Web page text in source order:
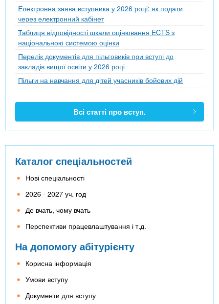
Електронна заява вступника у 2026 році: як подати
через електронний кабінет
Таблиця відповідності шкали оцінювання ECTS з
національною системою оцінки
Перелік документів для пільговиків при вступі до
закладів вищої освіти у 2026 році
Пільги на навчання для дітей учасників бойових дій
Всі статті про вступ.
Каталог спеціальностей
Нові спеціальності
2026 - 2027 уч. год
Де вчать, чому вчать
Перспективи працевлаштування і т.д.
На допомогу абітурієнту
Корисна інформація
Умови вступу
Документи для вступу